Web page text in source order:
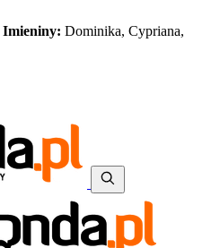
Imieniny: Dominika, Cypriana,